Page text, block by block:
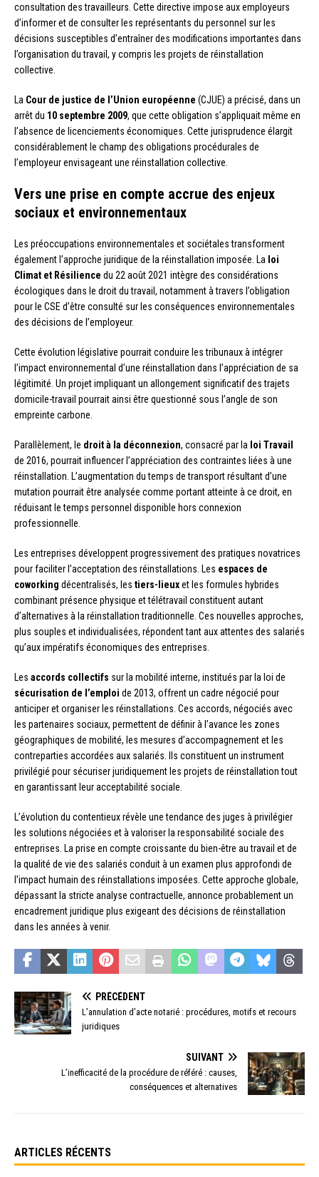
consultation des travailleurs. Cette directive impose aux employeurs
d’informer et de consulter les représentants du personnel sur les
décisions susceptibles d’entraîner des modifications importantes dans
l’organisation du travail, y compris les projets de réinstallation
collective.
La Cour de justice de l’Union européenne (CJUE) a précisé, dans un
arrêt du 10 septembre 2009, que cette obligation s’appliquait même en
l’absence de licenciements économiques. Cette jurisprudence élargit
considérablement le champ des obligations procédurales de
l’employeur envisageant une réinstallation collective.
Vers une prise en compte accrue des enjeux
sociaux et environnementaux
Les préoccupations environnementales et sociétales transforment
également l’approche juridique de la réinstallation imposée. La loi
Climat et Résilience du 22 août 2021 intègre des considérations
écologiques dans le droit du travail, notamment à travers l’obligation
pour le CSE d’être consulté sur les conséquences environnementales
des décisions de l’employeur.
Cette évolution législative pourrait conduire les tribunaux à intégrer
l’impact environnemental d’une réinstallation dans l’appréciation de sa
légitimité. Un projet impliquant un allongement significatif des trajets
domicile-travail pourrait ainsi être questionné sous l’angle de son
empreinte carbone.
Parallèlement, le droit à la déconnexion, consacré par la loi Travail
de 2016, pourrait influencer l’appréciation des contraintes liées à une
réinstallation. L’augmentation du temps de transport résultant d’une
mutation pourrait être analysée comme portant atteinte à ce droit, en
réduisant le temps personnel disponible hors connexion
professionnelle.
Les entreprises développent progressivement des pratiques novatrices
pour faciliter l’acceptation des réinstallations. Les espaces de
coworking décentralisés, les tiers-lieuxet les formules hybrides
combinant présence physique et télétravail constituent autant
d’alternatives à la réinstallation traditionnelle. Ces nouvelles approches,
plus souples et individualisées, répondent tant aux attentes des salariés
qu’aux impératifs économiques des entreprises.
Les accords collectifs sur la mobilité interne, institués par la loi de
sécurisation de l’emploi de 2013, offrent un cadre négocié pour
anticiper et organiser les réinstallations. Ces accords, négociés avec
les partenaires sociaux, permettent de définir à l’avance les zones
géographiques de mobilité, les mesures d’accompagnement et les
contreparties accordées aux salariés. Ils constituent un instrument
privilégié pour sécuriser juridiquement les projets de réinstallation tout
en garantissant leur acceptabilité sociale.
L’évolution du contentieux révèle une tendance des juges à privilégier
les solutions négociées et à valoriser la responsabilité sociale des
entreprises. La prise en compte croissante du bien-être au travail et de
la qualité de vie des salariés conduit à un examen plus approfondi de
l’impact humain des réinstallations imposées. Cette approche globale,
dépassant la stricte analyse contractuelle, annonce probablement un
encadrement juridique plus exigeant des décisions de réinstallation
dans les années à venir.
PRÉCÉDENT
L’annulation d’acte notarié : procédures, motifs et recours
juridiques
SUIVANT
L’inefficacité de la procédure de référé : causes,
conséquences et alternatives
ARTICLES RÉCENTS